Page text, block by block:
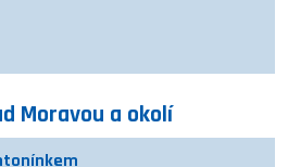
Moravou a okolí